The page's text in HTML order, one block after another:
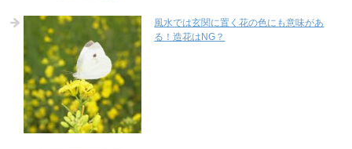
風水では玄関に置く花の色にも意味があ
る！造花はNG？